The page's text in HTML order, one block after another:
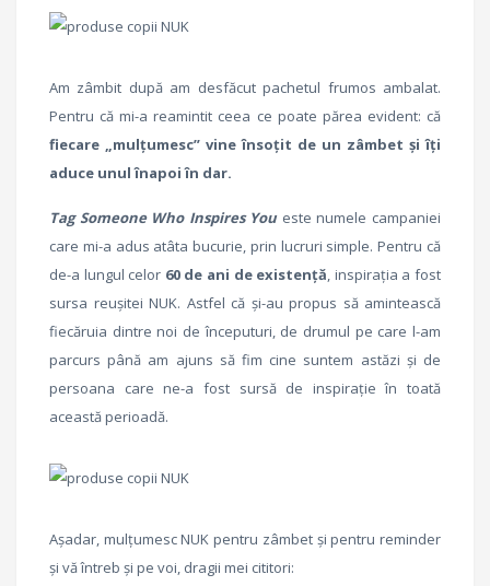
Am zâmbit după am desfăcut pachetul frumos ambalat.
Pentru că mi-a reamintit ceea ce poate părea evident: că
fiecare „mulțumesc” vine însoțit de un zâmbet și îți
aduce unul înapoi în dar.
Tag Someone Who Inspires You este numele campaniei
care mi-a adus atâta bucurie, prin lucruri simple. Pentru că
de-a lungul celor 60 de ani de existență, inspirația a fost
sursa reușitei NUK. Astfel că și-au propus să amintească
fiecăruia dintre noi de începuturi, de drumul pe care l-am
parcurs până am ajuns să fim cine suntem astăzi și de
persoana care ne-a fost sursă de inspirație în toată
această perioadă.
Așadar, mulțumesc NUK pentru zâmbet și pentru reminder
și vă întreb și pe voi, dragii mei cititori: